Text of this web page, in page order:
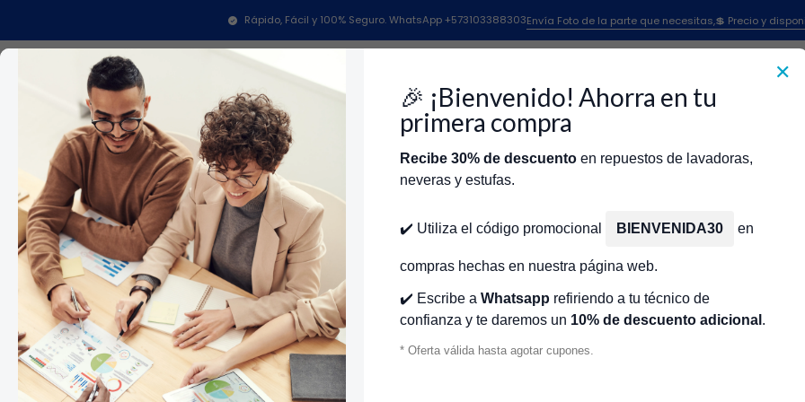
✕
🎉 ¡Bienvenido! Ahorra en tu
primera compra
Recibe 30% de descuento en repuestos de lavadoras,
neveras y estufas.
✔️ Utiliza el código promocional BIENVENIDA30 en
compras hechas en nuestra página web.
✔️ Escribe a Whatsapp refiriendo a tu técnico de
confianza y te daremos un 10% de descuento adicional .
* Oferta válida hasta agotar cupones.
Categorías
Rápido, Fácil y 100% Seguro. WhatsApp +573103388303Envía Foto de la parte que necesitas,💲 Precio y
Inicio Tienda Interruptor Infinito de Quemador para Estufa GE/Mabe/Centrales
Interruptor
Estufa GE/
Agregar a la lista de
🔥
Mostrar stock de